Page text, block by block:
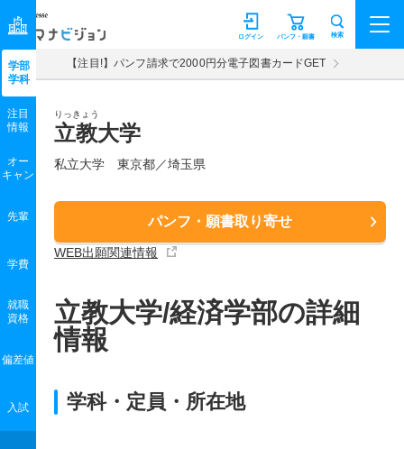
マナビジョン パンフ・願書
ログイン 検索
【注目!】パンフ請求で2000円分電子図書カードGET
りっきょう
立教大学
私立大学 東京都／埼玉県
パンフ・願書取り寄せ
WEB出願関連情報
学部
学科
注目
情報
オー
キャン
先輩
学費
就職
資格
偏差値
入試
立教大学/経済学部の詳細
情報
学科・定員・所在地